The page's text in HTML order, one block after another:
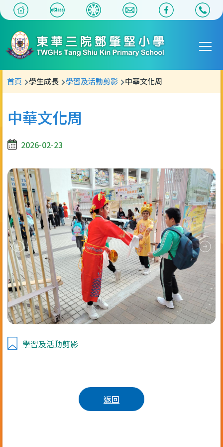
移至主內容
Main
導
航
連
結
首頁 學生成長 學習及活動剪影 中華文化周
中華文化周
2026-02-23
學習及活動剪影
返回